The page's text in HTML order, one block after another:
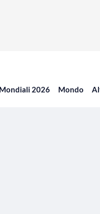
Mondiali 2026 Mondo